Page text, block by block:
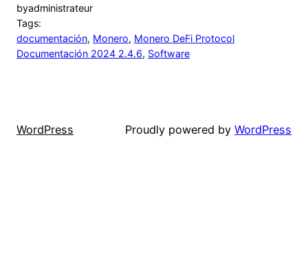
byadministrateur
Tags:
documentación, Monero, Monero DeFi Protocol
Documentación 2024 2.4.6, Software
WordPress Proudly powered by WordPress